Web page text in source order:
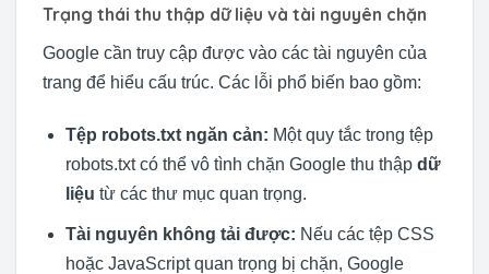
Trạng thái thu thập dữ liệu và tài nguyên chặn
Google cần truy cập được vào các tài nguyên của
trang để hiểu cấu trúc. Các lỗi phổ biến bao gồm:
Tệp robots.txt ngăn cản: Một quy tắc trong tệp
robots.txt có thể vô tình chặn Google thu thập dữ
liệu từ các thư mục quan trọng.
Tài nguyên không tải được: Nếu các tệp CSS
hoặc JavaScript quan trọng bị chặn, Google